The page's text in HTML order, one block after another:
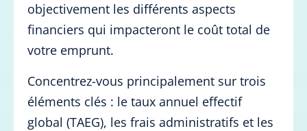
objectivement les différents aspects
financiers qui impacteront le coût total de
votre emprunt.
Concentrez-vous principalement sur trois
éléments clés : le taux annuel effectif
global (TAEG), les frais administratifs et les